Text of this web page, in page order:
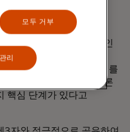
니다. 올바른 데이터가
하기 위해 설계된 온라인
책임자인 Matt
는 비즈니스의 재무 상태를
의 환경을 이해하며, 물론
핵심 단계가 있다고
모두 거부
리